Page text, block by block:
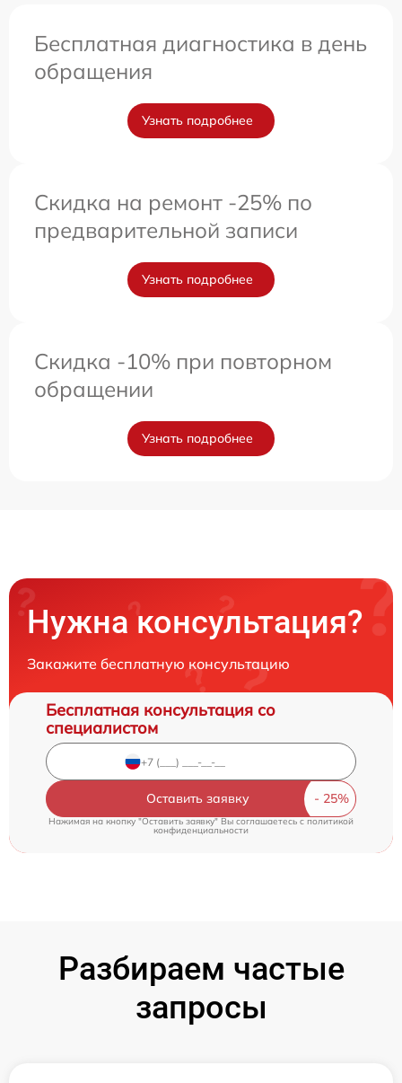
Бесплатная диагностика в день
обращения
Узнать подробнее
Скидка на ремонт -25% по
предварительной записи
Узнать подробнее
Скидка -10% при повторном
обращении
Узнать подробнее
Нужна консультация?
Закажите бесплатную консультацию
Бесплатная консультация со
специалистом
Оставить заявку
Нажимая на кнопку "Оставить заявку" Вы соглашаетесь c политикой
конфиденциальности
Разбираем частые
запросы